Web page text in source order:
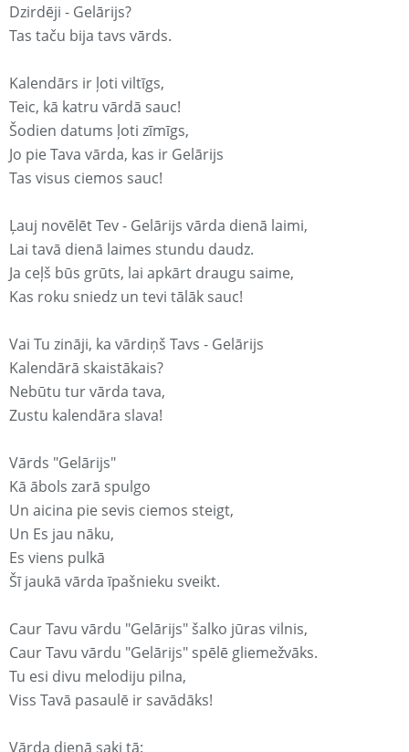
Dzirdēji - Gelārijs?
Tas taču bija tavs vārds.
Kalendārs ir ļoti viltīgs,
Teic, kā katru vārdā sauc!
Šodien datums ļoti zīmīgs,
Jo pie Tava vārda, kas ir Gelārijs
Tas visus ciemos sauc!
Ļauj novēlēt Tev - Gelārijs vārda dienā laimi,
Lai tavā dienā laimes stundu daudz.
Ja ceļš būs grūts, lai apkārt draugu saime,
Kas roku sniedz un tevi tālāk sauc!
Vai Tu zināji, ka vārdiņš Tavs - Gelārijs
Kalendārā skaistākais?
Nebūtu tur vārda tava,
Zustu kalendāra slava!
Vārds "Gelārijs"
Kā ābols zarā spulgo
Un aicina pie sevis ciemos steigt,
Un Es jau nāku,
Es viens pulkā
Šī jaukā vārda īpašnieku sveikt.
Caur Tavu vārdu "Gelārijs" šalko jūras vilnis,
Caur Tavu vārdu "Gelārijs" spēlē gliemežvāks.
Tu esi divu melodiju pilna,
Viss Tavā pasaulē ir savādāks!
Vārda dienā saki tā: